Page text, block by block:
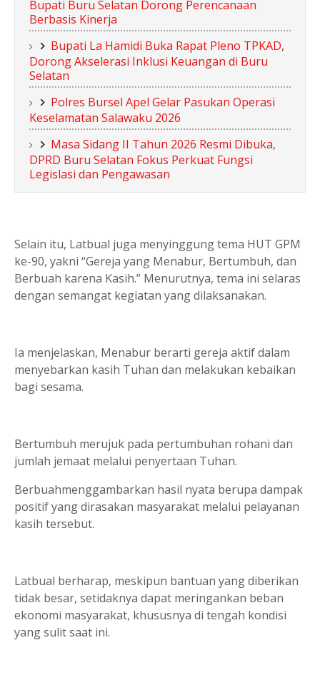
Bupati Buru Selatan Dorong Perencanaan
Berbasis Kinerja
Bupati La Hamidi Buka Rapat Pleno TPKAD,
Dorong Akselerasi Inklusi Keuangan di Buru
Selatan
Polres Bursel Apel Gelar Pasukan Operasi
Keselamatan Salawaku 2026
Masa Sidang II Tahun 2026 Resmi Dibuka,
DPRD Buru Selatan Fokus Perkuat Fungsi
Legislasi dan Pengawasan
Selain itu, Latbual juga menyinggung tema HUT GPM
ke-90, yakni “Gereja yang Menabur, Bertumbuh, dan
Berbuah karena Kasih.” Menurutnya, tema ini selaras
dengan semangat kegiatan yang dilaksanakan.
Ia menjelaskan, Menabur berarti gereja aktif dalam
menyebarkan kasih Tuhan dan melakukan kebaikan
bagi sesama.
Bertumbuh merujuk pada pertumbuhan rohani dan
jumlah jemaat melalui penyertaan Tuhan.
Berbuahmenggambarkan hasil nyata berupa dampak
positif yang dirasakan masyarakat melalui pelayanan
kasih tersebut.
Latbual berharap, meskipun bantuan yang diberikan
tidak besar, setidaknya dapat meringankan beban
ekonomi masyarakat, khususnya di tengah kondisi
yang sulit saat ini.